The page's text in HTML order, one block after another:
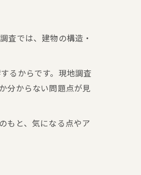
査では、建物の構造・
るからです。現地調査
分からない問題点が見
もと、気になる点やア